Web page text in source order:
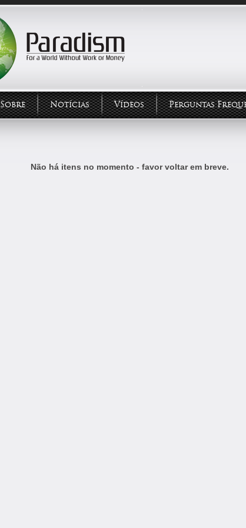
Sobre Notícias Vídeos Perguntas
Não há itens no momento - favor voltar em breve.